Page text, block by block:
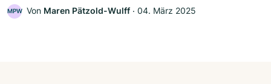
MPW Von Maren Pätzold-Wulff ‧ 04. März 2025